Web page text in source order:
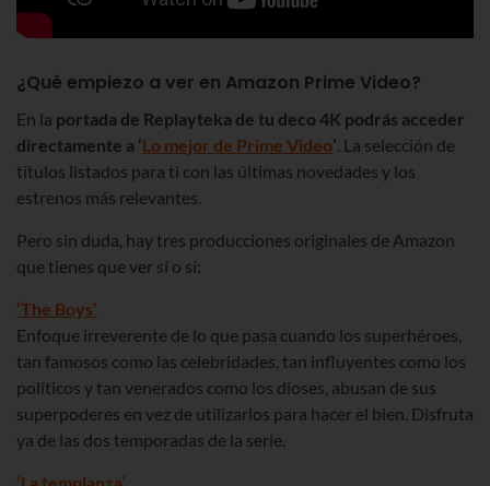
¿Qué empiezo a ver en Amazon Prime Video?
En la portada de Replayteka de tu deco 4K podrás acceder
directamente a ‘Lo mejor de Prime Video’. La selección de
títulos listados para ti con las últimas novedades y los
estrenos más relevantes.
Pero sin duda, hay tres producciones originales de Amazon
que tienes que ver sí o sí:
‘The Boys’
Enfoque irreverente de lo que pasa cuando los superhéroes,
tan famosos como las celebridades, tan influyentes como los
políticos y tan venerados como los dioses, abusan de sus
superpoderes en vez de utilizarlos para hacer el bien. Disfruta
ya de las dos temporadas de la serie.